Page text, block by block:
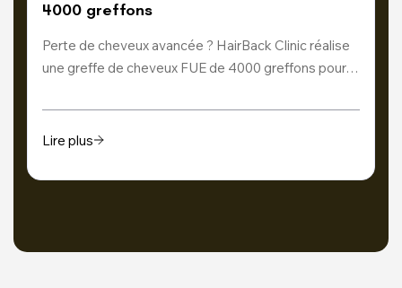
4000 greffons
Perte de cheveux avancée ? HairBack Clinic réalise
une greffe de cheveux FUE de 4000 greffons pour…
Lire plus